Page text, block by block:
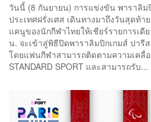
วันนี้ (8 กันยายน) การแข่งขัน พาราลิม
ประเทศฝรั่งเศส เดินทางมาถึงวันสุดท้
แคนูของนักกีฬาไทยให้เชียร์รายการเ
น. จะเข้าสู่พิธีปิดพาราลิมปิกเกมส์ ปารี
โดยแฟนกีฬาสามารถติดตามความเคลื่
STANDARD SPORT และสามารถรับ...